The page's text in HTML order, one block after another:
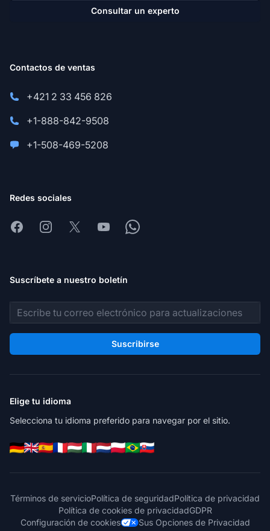
Consultar un experto
Contactos de ventas
+421 2 33 456 826
+1-888-842-9508
+1-508-469-5208
Redes sociales
FacebookInstagram
X YoutubeWhatsapp
Suscríbete a nuestro boletín
Dirección de correo electrónico
Suscribirse
Elige tu idioma
Selecciona tu idioma preferido para navegar por el sitio.
Términos de servicioPolítica de seguridadPolítica de privacidad
Política de cookies de privacidadGDPR
Configuración de cookies
Sus Opciones de Privacidad